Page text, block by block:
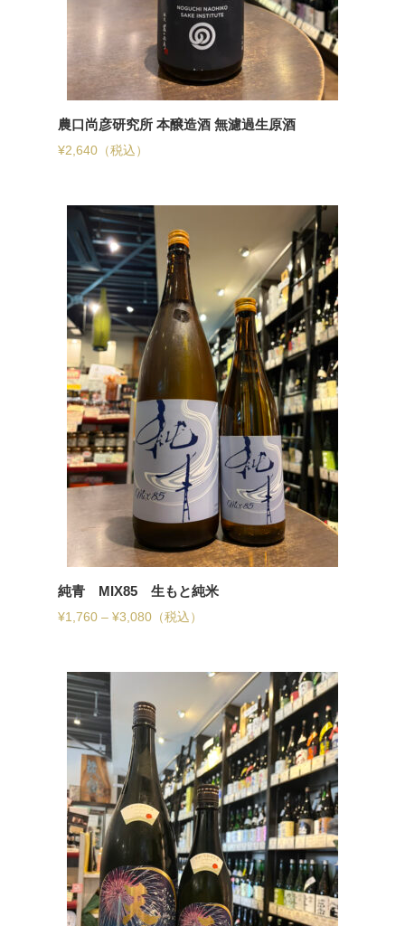
農口尚彦研究所 本醸造酒 無濾過生原酒
¥2,640 （税込）
純青 MIX85 生もと純米
¥1,760 – ¥3,080 （税込）